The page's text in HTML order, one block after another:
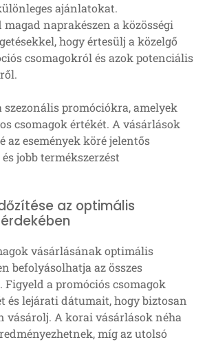
ajánlatokat.
magad naprakészen a közösségi
hogy értesülj a közelgő
csomagokról és azok potenciális
promóciókra, amelyek
csomagok értékét. A vásárlások
az események köré jelentős
jobb termékszerzést
az optimális
vásárlásának optimális
befolyásolhatja az összes
a promóciós csomagok
és lejárati dátumait, hogy biztosan
vásárolj. A korai vásárlások néha
míg az utolsó